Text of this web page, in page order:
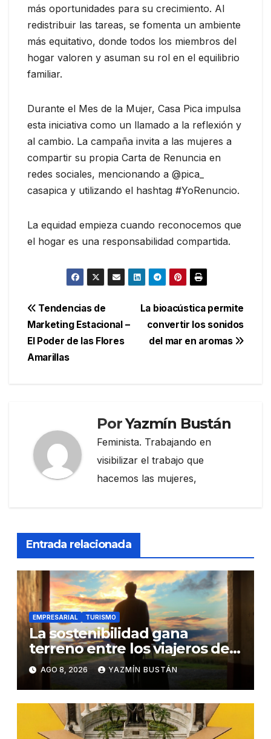
más oportunidades para su crecimiento. Al
redistribuir las tareas, se fomenta un ambiente
más equitativo, donde todos los miembros del
hogar valoren y asuman su rol en el equilibrio
familiar.
Durante el Mes de la Mujer, Casa Pica impulsa
esta iniciativa como un llamado a la reflexión y
al cambio. La campaña invita a las mujeres a
compartir su propia Carta de Renuncia en
redes sociales, mencionando a @pica_
casapica y utilizando el hashtag #YoRenuncio.
La equidad empieza cuando reconocemos que
el hogar es una responsabilidad compartida.
Navegación
de
entradas
La bioacústica permite
convertir los sonidos
del mar en aromas
Tendencias de
Marketing Estacional –
El Poder de las Flores
Amarillas
PorYazmín Bustán
Feminista. Trabajando en
visibilizar el trabajo que
hacemos las mujeres,
Entrada relacionada
EMPRESARIAL TURISMO
La sostenibilidad gana
terreno entre los viajeros de
negocios
AGO 8, 2026 YAZMÍN BUSTÁN